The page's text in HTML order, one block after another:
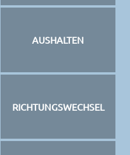
AUSHALTEN
RICHTUNGSWECHSEL